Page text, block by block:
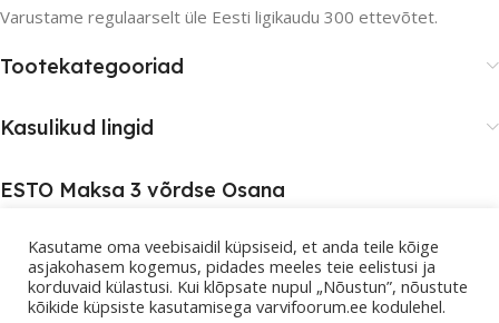
Varustame regulaarselt üle Eesti ligikaudu 300 ettevõtet.
Tootekategooriad
Kasulikud lingid
ESTO Maksa 3 võrdse Osana
Kasutame oma veebisaidil küpsiseid, et anda teile kõige
asjakohasem kogemus, pidades meeles teie eelistusi ja
korduvaid külastusi. Kui klõpsate nupul „Nõustun”, nõustute
kõikide küpsiste kasutamisega varvifoorum.ee kodulehel.